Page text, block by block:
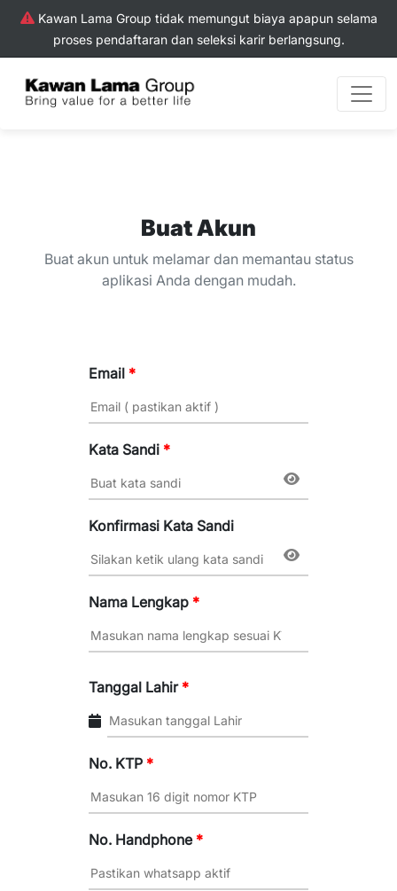
Kawan Lama Group tidak memungut biaya apapun selama
proses pendaftaran dan seleksi karir berlangsung.
Buat Akun
Buat akun untuk melamar dan memantau status
aplikasi Anda dengan mudah.
Email *
Kata Sandi *
Konfirmasi Kata Sandi
Nama Lengkap *
Tanggal Lahir*
No. KTP *
No. Handphone*